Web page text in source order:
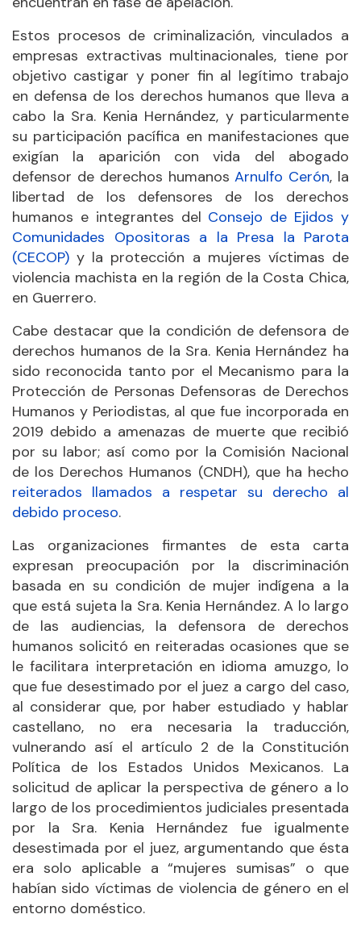
Estos procesos de criminalización, vinculados a
empresas extractivas multinacionales, tiene por
objetivo castigar y poner fin al legítimo trabajo
en defensa de los derechos humanos que lleva a
cabo la Sra. Kenia Hernández, y particularmente
su participación pacífica en manifestaciones que
exigían la aparición con vida del abogado
defensor de derechos humanosArnulfo Cerón, la
libertad de los defensores de los derechos
humanos e integrantes del Consejo de Ejidos y
Comunidades Opositoras a la Presa la Parota
(CECOP) y la protección a mujeres víctimas de
violencia machista en la región de la Costa Chica,
en Guerrero.
Cabe destacar que la condición de defensora de
derechos humanos de la Sra. Kenia Hernández ha
sido reconocida tanto por el Mecanismo para la
Protección de Personas Defensoras de Derechos
Humanos y Periodistas, al que fue incorporada en
2019 debido a amenazas de muerte que recibió
por su labor; así como por la Comisión Nacional
de los Derechos Humanos (CNDH), que ha hecho
reiterados llamados a respetar su derecho al
debido proceso.
Las organizaciones firmantes de esta carta
expresan preocupación por la discriminación
basada en su condición de mujer indígena a la
que está sujeta la Sra. Kenia Hernández. A lo largo
de las audiencias, la defensora de derechos
humanos solicitó en reiteradas ocasiones que se
le facilitara interpretación en idioma amuzgo, lo
que fue desestimado por el juez a cargo del caso,
al considerar que, por haber estudiado y hablar
castellano, no era necesaria la traducción,
vulnerando así el artículo 2 de la Constitución
Política de los Estados Unidos Mexicanos. La
solicitud de aplicar la perspectiva de género a lo
largo de los procedimientos judiciales presentada
por la Sra. Kenia Hernández fue igualmente
desestimada por el juez, argumentando que ésta
era solo aplicable a “mujeres sumisas” o que
habían sido víctimas de violencia de género en el
entorno doméstico.